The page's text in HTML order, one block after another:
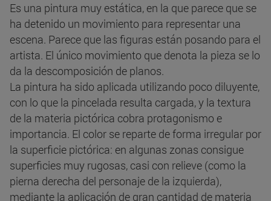
Es una pintura muy estática, en la que parece que se
ha detenido un movimiento para representar una
escena. Parece que las figuras están posando para el
artista. El único movimiento que denota la pieza se lo
da la descomposición de planos.
La pintura ha sido aplicada utilizando poco diluyente,
con lo que la pincelada resulta cargada, y la textura
de la materia pictórica cobra protagonismo e
importancia. El color se reparte de forma irregular por
la superficie pictórica: en algunas zonas consigue
superficies muy rugosas, casi con relieve (como la
pierna derecha del personaje de la izquierda),
mediante la aplicación de gran cantidad de materia